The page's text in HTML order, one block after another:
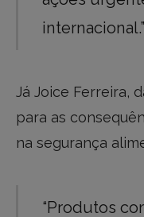
internacional.”
Já Joice Ferreira,
para as
na segurança
“Produtos